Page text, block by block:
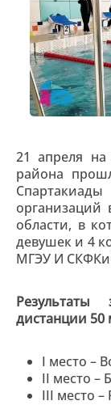
21 апреля
района
организаций
области, в
девушек и 4
МГЭУ И
дистанции 50
I место –
II место –
III место